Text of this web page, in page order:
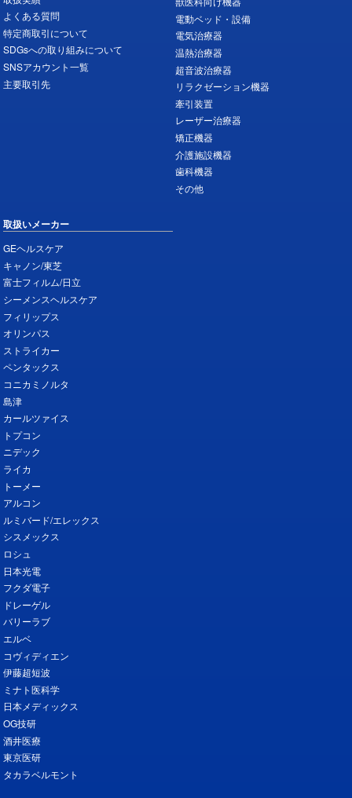
よくある質問
特定商取引について
SDGsへの取り組みについて
SNSアカウント一覧
主要取引先
電動ベッド・設備
電気治療器
温熱治療器
超音波治療器
リラクゼーション機器
牽引装置
レーザー治療器
矯正機器
介護施設機器
歯科機器
その他
取扱いメーカー
GEヘルスケア
キャノン/東芝
富士フィルム/日立
シーメンスヘルスケア
フィリップス
オリンパス
ストライカー
ペンタックス
コニカミノルタ
島津
カールツァイス
トプコン
ニデック
ライカ
トーメー
アルコン
ルミバード/エレックス
シスメックス
ロシュ
日本光電
フクダ電子
ドレーゲル
バリーラブ
エルベ
コヴィディエン
伊藤超短波
ミナト医科学
日本メディックス
OG技研
酒井医療
東京医研
タカラベルモント